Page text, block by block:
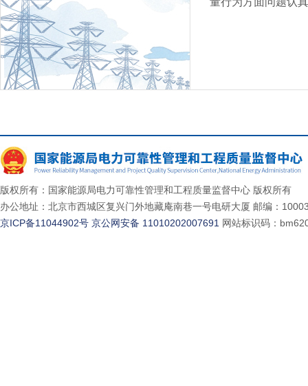
版权所有：国家能源局电力可靠性管理和工程质量监督中心 版权所有
办公地址：北京市西城区复兴门外地藏庵南巷一号电研大厦 邮编：
京ICP备11044902号 京公网安备 11010202007691 网站标识码：